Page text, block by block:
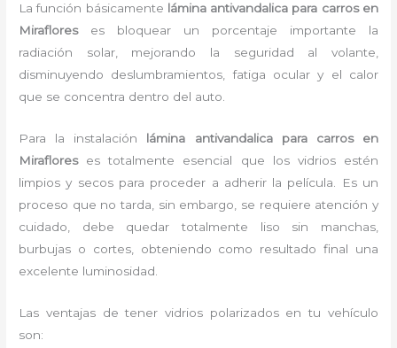
La función básicamente lámina antivandalica para carros en
Miraflores es bloquear un porcentaje importante la
radiación solar, mejorando la seguridad al volante,
disminuyendo deslumbramientos, fatiga ocular y el calor
que se concentra dentro del auto.
Para la instalación lámina antivandalica para carrosen
Miraflores es totalmente
esencial que los vidrios estén
limpios y secos para proceder a adherir la película. Es un
proceso que no tarda, sin embargo, se requiere atención y
cuidado, debe quedar totalmente liso sin manchas,
burbujas o cortes, obteniendo como resultado final una
excelente luminosidad.
Las ventajas de tener vidrios polarizados en tu vehículo
son: